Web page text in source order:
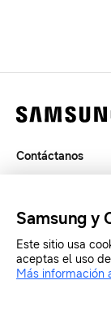
Contáctanos
SAMSUNG.COM
Copyright©
Samsung y
Este sitio usa
aceptas el uso
Más información